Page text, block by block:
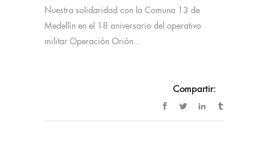
Nuestra solidaridad con la Comuna 13 de
Medellín en el 18 aniversario del operativo
militar Operación Orión...
Compartir: